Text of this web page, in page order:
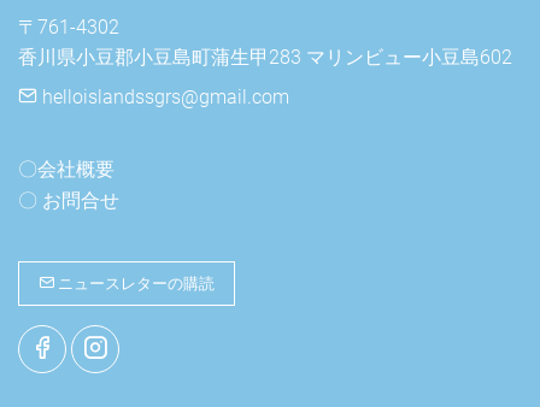
〒761-4302
香川県小豆郡小豆島町蒲生甲283 マリンビュー小豆島602
helloislandssgrs@gmail.com
〇会社概要
〇 お問合せ
ニュースレターの購読